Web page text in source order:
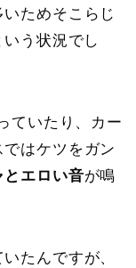
ためそこらじ
う状況でし
ていたり、カー
はケツをガン
エロい音が鳴
たんですが、